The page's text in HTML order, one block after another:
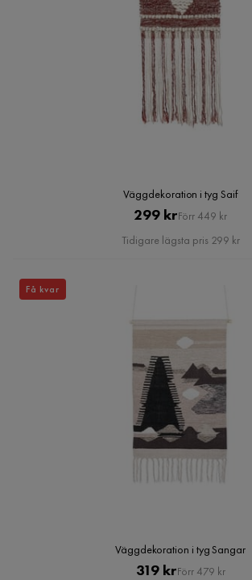
Väggdekoration i tyg Saif
Pris
299 krOriginal
Pris
Förr 449 kr
Tidigare lägsta pris 299 kr
Väggdekoration i tyg Sangar
Pris
319 krOriginal
Förr 479 kr
Få kvar